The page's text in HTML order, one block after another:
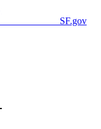
SF.gov